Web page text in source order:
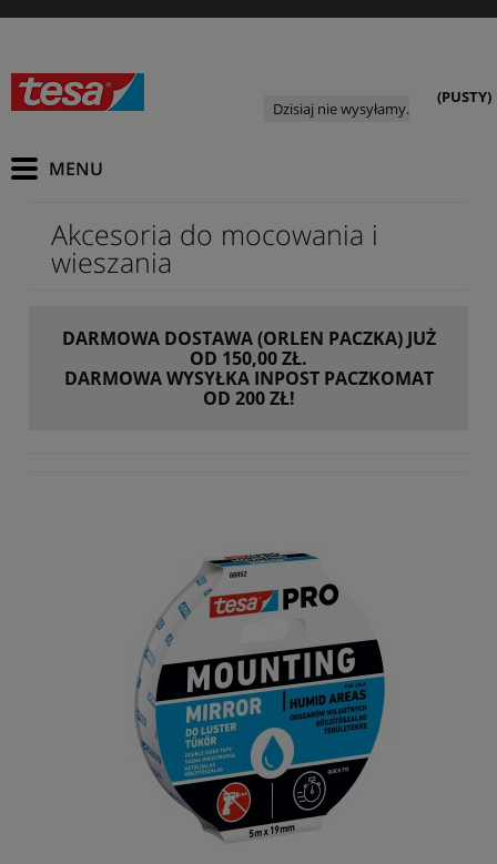
(PUSTY)
Dzisiaj nie wysyłamy.
Akcesoria do mocowania i
wieszania
DARMOWA DOSTAWA (ORLEN PACZKA) JUŻ
OD 150,00 ZŁ.
DARMOWA WYSYŁKA INPOST PACZKOMAT
OD 200 ZŁ!